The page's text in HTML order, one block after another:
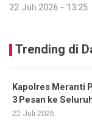
22 Juli 2026 - 13:25
Trending di
Kapolres Meranti
3 Pesan ke
22 Juli 2026